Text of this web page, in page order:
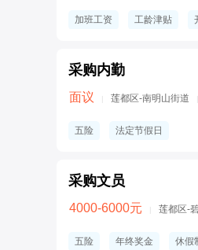
加班工资 工龄津贴
采购内勤
面议 莲都区-南明山街道
五险 法定节假日
采购文员
4000-6000元 莲都区-
五险 年终奖金 休假